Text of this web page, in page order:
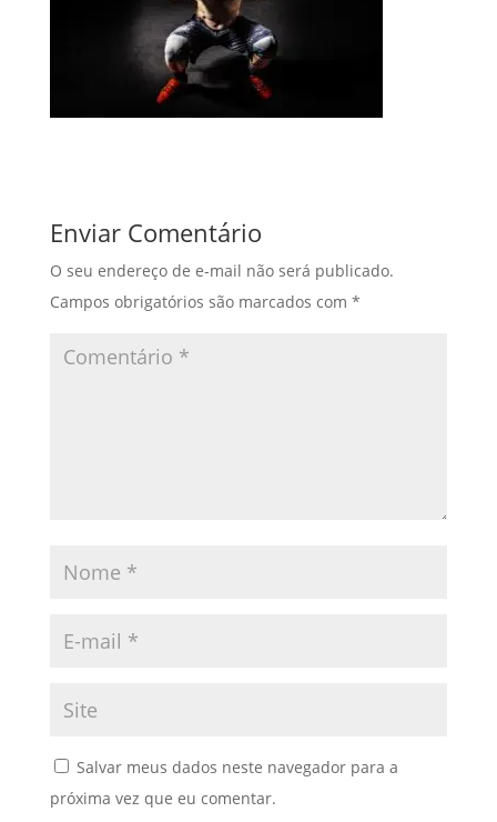
Enviar Comentário
O seu endereço de e-mail não será publicado.
Campos obrigatórios são marcados com *
Salvar meus dados neste navegador para a
próxima vez que eu comentar.